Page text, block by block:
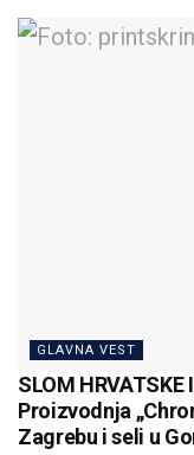
GLAVNA VEST
SLOM HRVATSKE
Proizvodnja
Zagrebu i seli u